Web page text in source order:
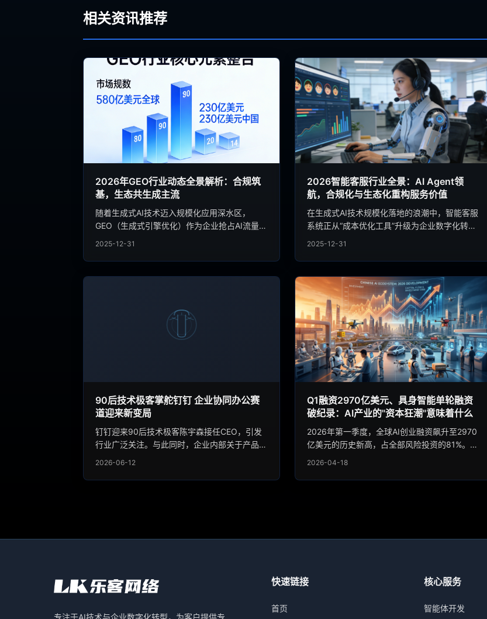
相关资讯推荐
2026年GEO行业动态全景解析：合规筑
基，生态共生成主流
随着生成式AI技术迈入规模化应用深水区，
GEO（生成式引擎优化）作为企业抢占AI流量生
长的同时，正加速从“野蛮生长”向“规范有序”演
进，技术迭代、格局分化与合规深化成为贯穿行
2025-12-31
2026智能客服行业全景：AI Agent领
航，合规化与生态化重构服务价值
在生成式AI技术规模化落地的浪潮中，智能客服
系统正从“成本优化工具”升级为企业数字化转型
服渗透率攀升至58%，政策红利、技术迭代与
市场需求形成三重合力，推动行业从“同质化竞
争”向“精细化价值竞争”转型。本文结合行业趋
势与实战案例，解析智能客服的进化方向，并分
享如何通过一体化智能客服系统，实现服务效
率、客户体验与商业转化的三重跃升。
2025-12-31
90后技术极客掌舵钉钉 企业协同办公赛
道迎来新变局
钉钉迎来90后技术极客陈宇森接任CEO，引发
行业广泛关注。与此同时，企业内部关于产品文
扩张转向技术深耕，AI浪潮下的企业协同产品正
2026-06-12
Q1融资2970亿美元、具身智能单轮融资
破纪录：AI产业的"资本狂潮"意味着什么
2026年第一季度，全球AI创业融资飙升至2970
亿美元的历史新高，占全部风险投资的81%。具
资本流向、技术趋势和产业格局三个维度，深度
2026-04-18
专注于AI技术与企业数字化转型，为客户提供专
快速链接
首页
核心服务
智能体开发